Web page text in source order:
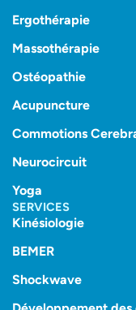
Ergothérapie
Massothérapie
Ostéopathie
Acupuncture
Commotions
Neurocircuit
Yoga
SERVICES
Kinésiologie
BEMER
Shockwave